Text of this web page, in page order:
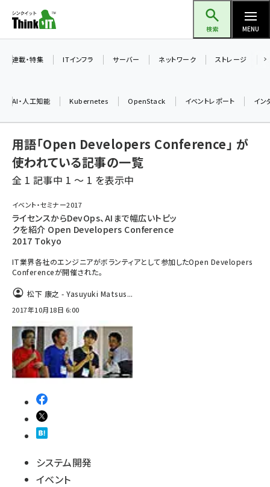
ン
ツ
検索 MENU
加藤銘のチーム貢献～仲間と築いた勝利の絆～ (2287)
iot女子会 (2243)
北海道をのんびり旅する晴山佳須夫のヒント集！ (2000)
drupal (1921)
genai (1464)
ai crunch (1336)
abc123 (1334)
連載・特集 ITインフラ サーバー ネットワーク ストレージ
AI・人工知能 Kubernetes OpenStack イベントレポート イン
用語「Open Developers Conference」 が
使われている記事の一覧
全 1 記事中 1 ～ 1 を表示中
イベント・セミナー2017
ライセンスからDevOps、AIまで幅広いトピッ
クを紹介 Open Developers Conference
2017 Tokyo
IT業界各社のエンジニアがボランティアとして参加したOpen Developers
Conferenceが開催された。
松下 康之 - Yasuyuki Matsus...
2017年10月18日 6:00
システム開発
イベント